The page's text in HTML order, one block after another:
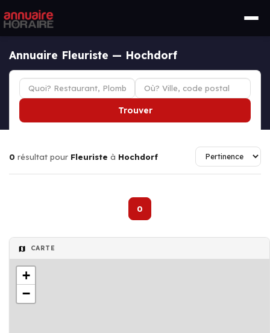
Annuaire Fleuriste — Hochdorf
Trouver
0 résultat pour Fleuriste à Hochdorf
0
CARTE
+
−